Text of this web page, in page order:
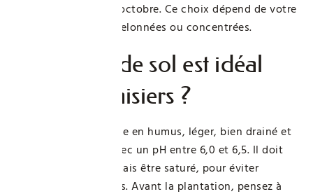
entre mi-août et mi-octobre. Ce choix dépend de votre
désir de récoltes échelonnées ou concentrées.
Quel type de sol est idéal
pour les fraisiers ?
Le sol parfait est riche en humus, léger, bien drainé et
légèrement acide, avec un pH entre 6,0 et 6,5. Il doit
retenir l’eau sans jamais être saturé, pour éviter
l’asphyxie des racines. Avant la plantation, pensez à